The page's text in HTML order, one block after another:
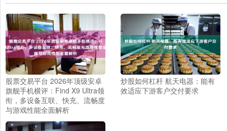
股票交易平台 2026年顶级安卓
旗舰手机横评：Find X9 Ultra领
衔，多设备互联、快充、流畅度
与游戏性能全面解析
炒股如何杠杆 航天电器：能有
效适应下游客户交付要求